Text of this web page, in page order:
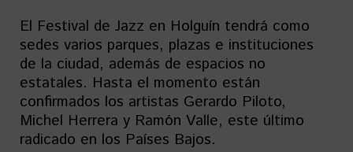
El Festival de Jazz en Holguín tendrá como
sedes varios parques, plazas e instituciones
de la ciudad, además de espacios no
estatales. Hasta el momento están
confirmados los artistas Gerardo Piloto,
Michel Herrera y Ramón Valle, este último
radicado en los Países Bajos.